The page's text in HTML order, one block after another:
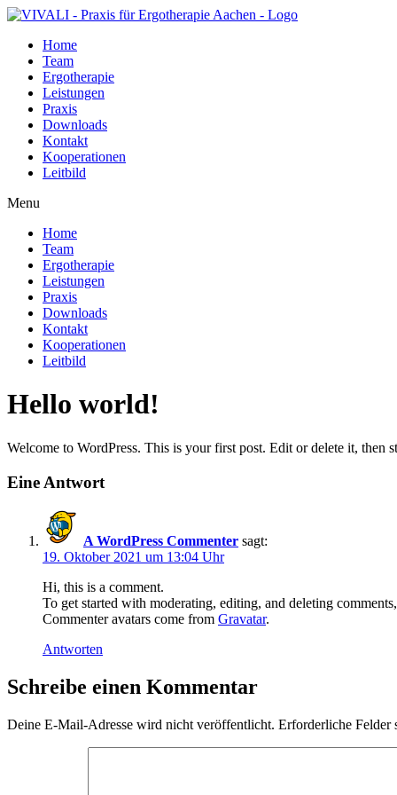
Home
Team
Ergotherapie
Leistungen
Praxis
Downloads
Kontakt
Kooperationen
Leitbild
Menu
Home
Team
Ergotherapie
Leistungen
Praxis
Downloads
Kontakt
Kooperationen
Leitbild
Hello world!
Welcome to WordPress. This is your first post. Edit or delete it, then
Eine Antwort
A WordPress Commenter sagt:
19. Oktober 2021 um 13:04 Uhr
Hi, this is a comment.
To get started with moderating, editing, and deleting
Commenter avatars come from Gravatar.
Antworten
Schreibe einen Kommentar
Deine E-Mail-Adresse wird nicht veröffentlicht. Erforderliche Felder